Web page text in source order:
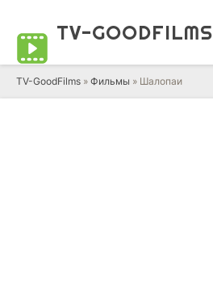
TV-GOODFILMS
TV-GoodFilms » Фильмы » Шалопаи